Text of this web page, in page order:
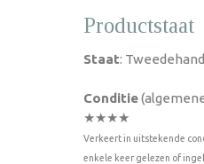
Productstaat
Staat:
Conditie
★★★★
Verkeert in uitstekende
enkele keer gelezen of